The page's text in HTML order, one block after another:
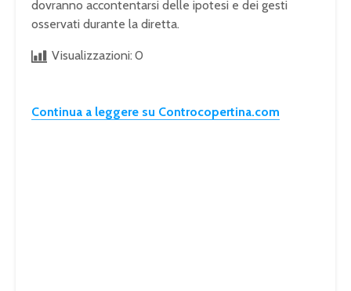
dovranno accontentarsi delle ipotesi e dei gesti
osservati durante la diretta.
Visualizzazioni: 0
Continua a leggere su Controcopertina.com